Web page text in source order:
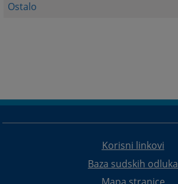
Ostalo
Korisni linkovi
Baza sudskih odluka